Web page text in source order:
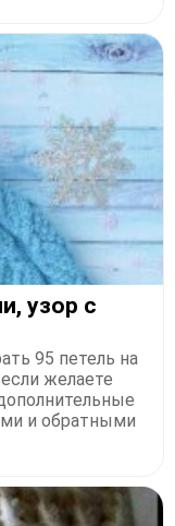
узор с
95 петель на
желаете
и обратными